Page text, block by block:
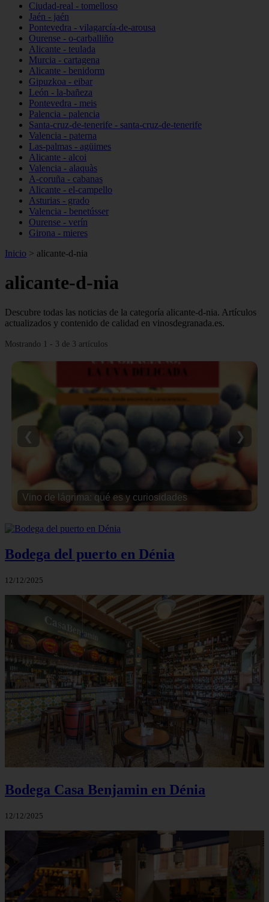
Ciudad-real - tomelloso
Jaén - jaén
Pontevedra - vilagarcía-de-arousa
Ourense - o-carballiño
Alicante - teulada
Murcia - cartagena
Alicante - benidorm
Gipuzkoa - eibar
León - la-bañeza
Pontevedra - meis
Palencia - palencia
Santa-cruz-de-tenerife - santa-cruz-de-tenerife
Valencia - paterna
Las-palmas - agüimes
Alicante - alcoi
Valencia - alaquàs
A-coruña - cabanas
Alicante - el-campello
Asturias - grado
Valencia - benetússer
Ourense - verín
Girona - mieres
Inicio > alicante-d-nia
alicante-d-nia
Descubre todas las noticias de la categoría alicante-d-nia. Artículos
actualizados y contenido de calidad en vinosdegranada.es.
Mostrando 1 - 3 de 3 artículos
Vino de lágrima: qué es y curiosidades
❮ ❯
Bodega del puerto en Dénia
12/12/2025
Bodega Casa Benjamin en Dénia
12/12/2025